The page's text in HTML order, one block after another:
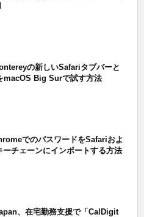
の新しいSafariタブバーと
macOS Big Surで試す方法
でのパスワードをSafariおよ
チェーンにインポートする方法
、在宅勤務支援で「CalDigit